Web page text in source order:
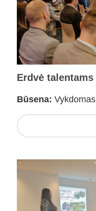
Erdvė talentams
Būsena: Vykdomas